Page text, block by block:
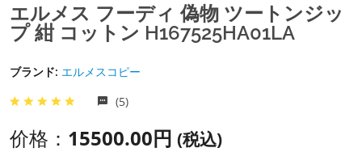
エルメス フーディ 偽物 ツートンジッ
プ 紺 コットン H167525HA01LA
ブランド: エルメスコピー
(5)
价格： 15500.00円 (税込)